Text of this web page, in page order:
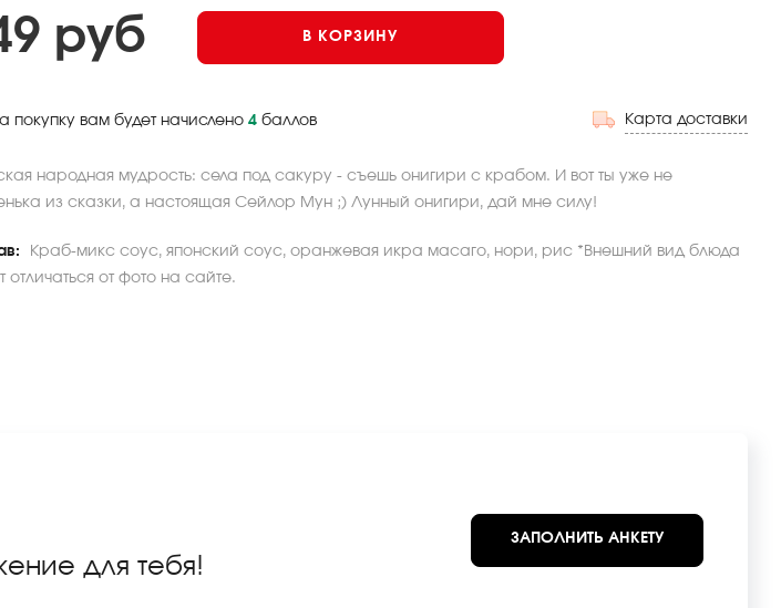
руб В КОРЗИНУ
покупку вам будет начислено 4 баллов Карта доставки
народная мудрость: села под сакуру - съешь онигири с крабом. И вот ты уже не
из сказки, а настоящая Сейлор Мун ;) Лунный онигири, дай мне силу!
Краб-микс соус, японский соус, оранжевая икра масаго, нори, рис *Внешний вид блюда
отличаться от фото на сайте.
для тебя!
ЗАПОЛНИТЬ АНКЕТУ